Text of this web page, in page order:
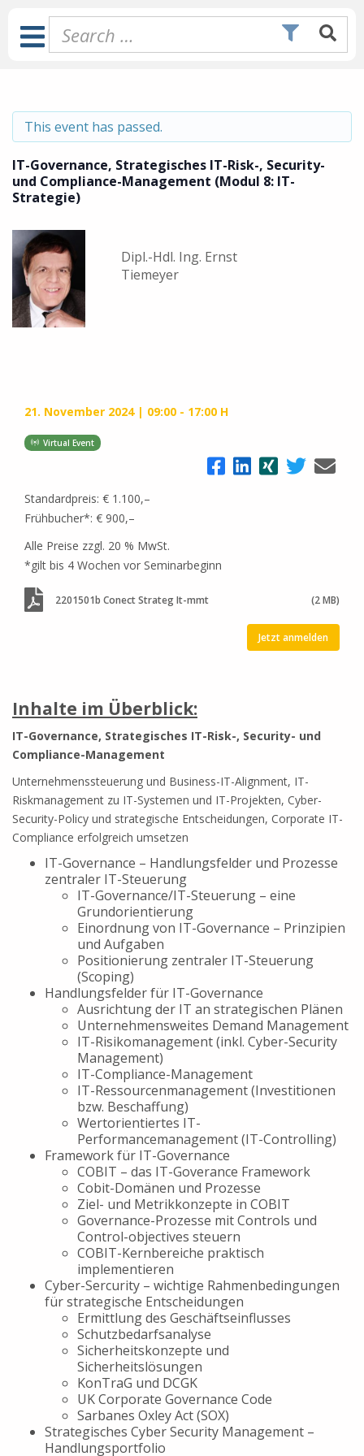
content
Toggle
Navigation
This event has passed.
IT-Governance, Strategisches IT-Risk-, Security-
und Compliance-Management (Modul 8: IT-
Strategie)
Dipl.-Hdl. Ing. Ernst
Tiemeyer
21. November 2024 09:00 - 17:00 H
Virtual Event
Standardpreis: € 1.100,–
Frühbucher*: € 900,–
Alle Preise zzgl. 20 % MwSt.
*gilt bis 4 Wochen vor Seminarbeginn
2201501b Conect Strateg It-mmt (2 MB)
Jetzt anmelden
Inhalte im Überblick:
IT-Governance, Strategisches IT-Risk-, Security- und
Compliance-Management
Unternehmenssteuerung und Business-IT-Alignment, IT-
Riskmanagement zu IT-Systemen und IT-Projekten, Cyber-
Security-Policy und strategische Entscheidungen, Corporate IT-
Compliance erfolgreich umsetzen
IT-Governance – Handlungsfelder und Prozesse
zentraler IT-Steuerung
IT-Governance/IT-Steuerung – eine
Grundorientierung
Einordnung von IT-Governance – Prinzipien
und Aufgaben
Positionierung zentraler IT-Steuerung
(Scoping)
Handlungsfelder für IT-Governance
Ausrichtung der IT an strategischen Plänen
Unternehmensweites Demand Management
IT-Risikomanagement (inkl. Cyber-Security
Management)
IT-Compliance-Management
IT-Ressourcenmanagement (Investitionen
bzw. Beschaffung)
Wertorientiertes IT-
Performancemanagement (IT-Controlling)
Framework für IT-Governance
COBIT – das IT-Goverance Framework
Cobit-Domänen und Prozesse
Ziel- und Metrikkonzepte in COBIT
Governance-Prozesse mit Controls und
Control-objectives steuern
COBIT-Kernbereiche praktisch
implementieren
Cyber-Sercurity – wichtige Rahmenbedingungen
für strategische Entscheidungen
Ermittlung des Geschäftseinflusses
Schutzbedarfsanalyse
Sicherheitskonzepte und
Sicherheitslösungen
KonTraG und DCGK
UK Corporate Governance Code
Sarbanes Oxley Act (SOX)
Strategisches Cyber Security Management –
Handlungsportfolio